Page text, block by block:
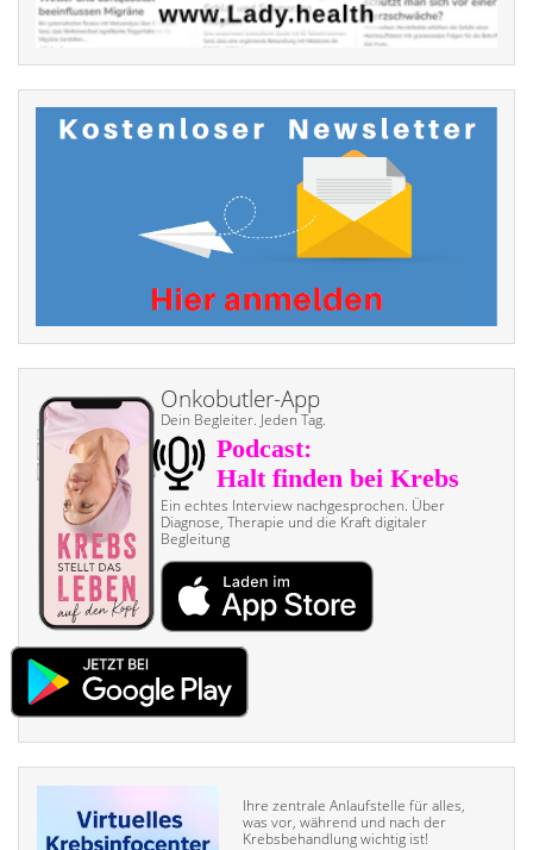
Onkobutler-App
Dein Begleiter. Jeden Tag.
Ein echtes Interview nach­gesprochen. Über
Diagnose, Therapie und die Kraft digitaler
Begleitung
Ihre zentrale Anlaufstelle für alles,
was vor, während und nach der
Krebsbehandlung wichtig ist!